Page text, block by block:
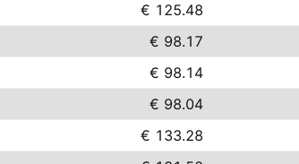
€ 125.48
€ 98.17
€ 98.14
€ 98.04
€ 133.28